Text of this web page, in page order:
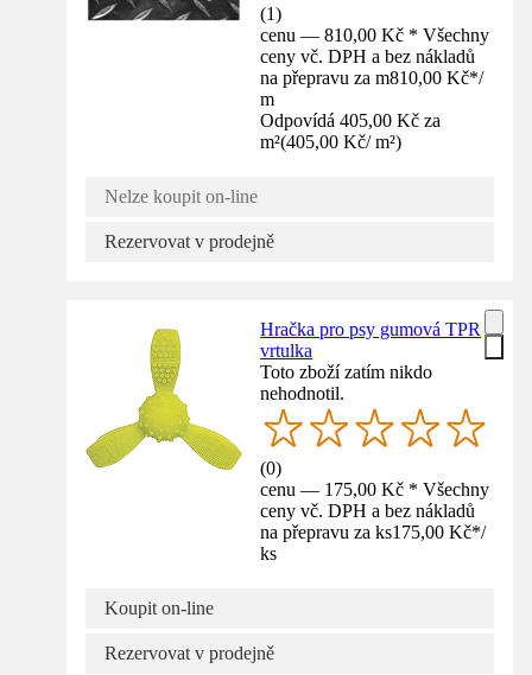
(1)
cenu — 810,00 Kč * Všechny
ceny vč. DPH a bez nákladů
na přepravu za m810,00 Kč*/
m
Odpovídá 405,00 Kč za
m²(405,00 Kč/ m²)
Nelze koupit on-line
Rezervovat v prodejně
Hračka pro psy gumová TPR
vrtulka
Toto zboží zatím nikdo
nehodnotil.
(0)
cenu — 175,00 Kč * Všechny
ceny vč. DPH a bez nákladů
na přepravu za ks175,00 Kč*/
ks
Koupit on-line
Rezervovat v prodejně